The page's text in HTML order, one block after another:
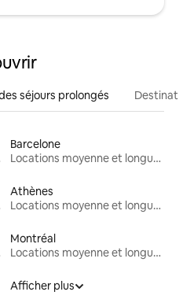
séjours prolongés
Barcelone
Locations moyenne et longue durée
Athènes
Locations moyenne et longue durée
Montréal
Locations moyenne et longue durée
Afficher plus